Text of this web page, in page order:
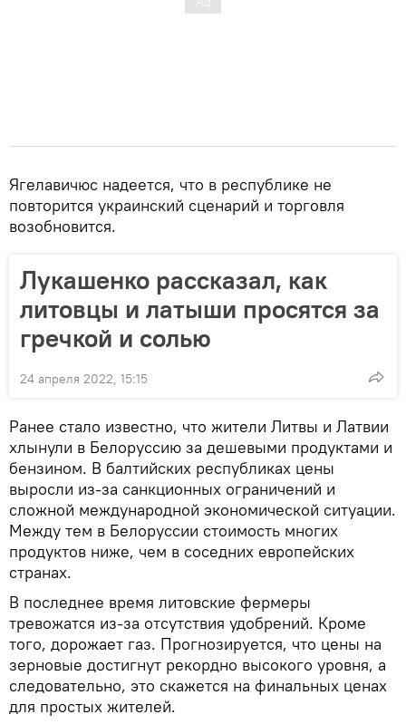
Ягелавичюс надеется, что в республике не
повторится украинский сценарий и торговля
возобновится.
Лукашенко рассказал, как
литовцы и латыши просятся за
гречкой и солью
24 апреля 2022, 15:15
Ранее стало известно, что жители Литвы и Латвии
хлынули в Белоруссию за дешевыми продуктами и
бензином. В балтийских республиках цены
выросли из-за санкционных ограничений и
сложной международной экономической ситуации.
Между тем в Белоруссии стоимость многих
продуктов ниже, чем в соседних европейских
странах.
В последнее время литовские фермеры
тревожатся из-за отсутствия удобрений. Кроме
того, дорожает газ. Прогнозируется, что цены на
зерновые достигнут рекордно высокого уровня, а
следовательно, это скажется на финальных ценах
для простых жителей.